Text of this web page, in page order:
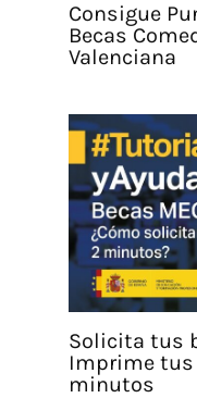
Consigue
Becas
Valenciana
Solicita tus
Imprime tus
minutos